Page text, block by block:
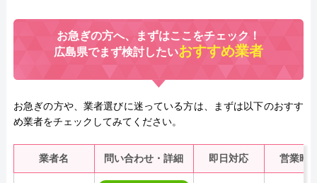
お急ぎの方へ、まずはここをチェック！
広島県でまず検討したいおすすめ業者
お急ぎの方や、業者選びに迷っている方は、まずは以下のおすす
め業者をチェックしてみてください。
業者名 問い合わせ・詳細 即日対応 営業時